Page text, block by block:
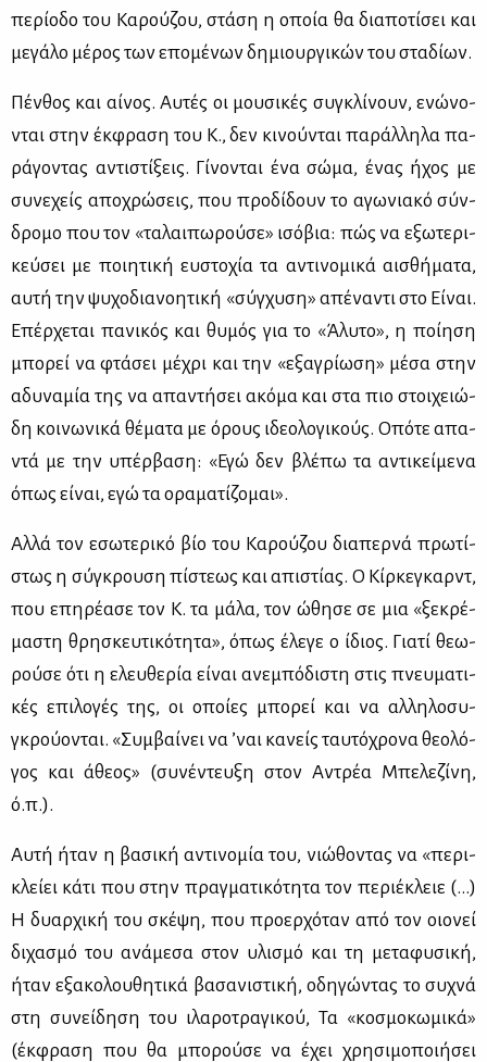
πε­ρί­ο­δο του Κα­ρού­ζου, στά­ση η οποία θα δια­πο­τί­σει και
με­γά­λο μέ­ρος των επο­μέ­νων δη­μιουρ­γι­κών του στα­δί­ων.
Πέν­θος και αί­νος. Αυ­τές οι μου­σι­κές συ­γκλί­νουν, ενώ­νο­
νται στην έκ­φρα­ση του Κ., δεν κι­νού­νται πα­ράλ­λη­λα πα­
ρά­γο­ντας αντι­στί­ξεις. Γί­νο­νται ένα σώ­μα, ένας ήχος με
συ­νε­χείς απο­χρώ­σεις, που προ­δί­δουν το αγω­νια­κό σύν­
δρο­μο που τον «τα­λαι­πω­ρού­σε» ισό­βια: πώς να εξω­τε­ρι­
κεύ­σει με ποι­η­τι­κή ευ­στο­χία τα αντι­νο­μι­κά αι­σθή­μα­τα,
αυ­τή την ψυ­χο­δια­νοη­τι­κή «σύγ­χυ­ση» απέ­να­ντι στο Εί­ναι.
Επέρ­χε­ται πα­νι­κός και θυ­μός για το «Άλυ­το», η ποί­η­ση
μπο­ρεί να φτά­σει μέ­χρι και την «εξα­γρί­ω­ση» μέ­σα στην
αδυ­να­μία της να απα­ντή­σει ακό­μα και στα πιο στοι­χειώ­
δη κοι­νω­νι­κά θέ­μα­τα με όρους ιδε­ο­λο­γι­κούς. Οπό­τε απα­
ντά με την υπέρ­βα­ση: «Εγώ δεν βλέ­πω τα αντι­κεί­με­να
όπως εί­ναι, εγώ τα ορα­μα­τί­ζο­μαι».
Αλ­λά τον εσω­τε­ρι­κό βίο του Κα­ρού­ζου δια­περ­νά πρω­τί­
στως η σύ­γκρου­ση πί­στε­ως και απι­στί­ας. Ο Κίρ­κε­γκαρντ,
που επη­ρέ­α­σε τον Κ. τα μά­λα, τον ώθη­σε σε μια «ξε­κρέ­
μα­στη θρη­σκευ­τι­κό­τη­τα», όπως έλε­γε ο ίδιος. Για­τί θε­ω­
ρού­σε ότι η ελευ­θε­ρία εί­ναι ανε­μπό­δι­στη στις πνευ­μα­τι­
κές επι­λο­γές της, οι οποί­ες μπο­ρεί και να αλ­λη­λο­συ­
γκρού­ο­νται. «Συμ­βαί­νει να ’ναι κα­νείς ταυ­τό­χρο­να θε­ο­λό­
γος και άθε­ος» (συ­νέ­ντευ­ξη στον Αντρέα Μπε­λε­ζί­νη,
ό.π.).
Αυ­τή ήταν η βα­σι­κή αντι­νο­μία του, νιώ­θο­ντας να «πε­ρι­
κλεί­ει κά­τι που στην πραγ­μα­τι­κό­τη­τα τον πε­ριέ­κλειε (…)
Η δυαρ­χι­κή του σκέ­ψη, που προ­ερ­χό­ταν από τον οιο­νεί
δι­χα­σμό του ανά­με­σα στον υλι­σμό και τη με­τα­φυ­σι­κή,
ήταν εξα­κο­λου­θη­τι­κά βα­σα­νι­στι­κή, οδη­γώ­ντας το συ­χνά
στη συ­νεί­δη­ση του ιλα­ρο­τρα­γι­κού, Τα «κο­σμο­κω­μι­κά»
(έκ­φρα­ση που θα μπο­ρού­σε να έχει χρη­σι­μο­ποι­ή­σει